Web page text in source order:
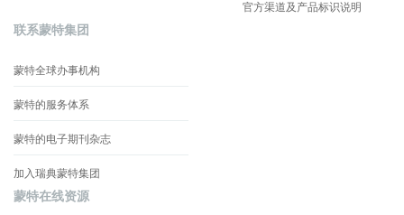
官方渠道及产品标识说明
联系蒙特集团
蒙特全球办事机构
蒙特的服务体系
蒙特的电子期刊杂志
加入瑞典蒙特集团
蒙特在线资源